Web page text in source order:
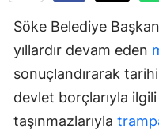
Söke Belediye
yıllardır devam eden
sonuçlandırarak
devlet borçlarıyla
taşınmazlarıyla